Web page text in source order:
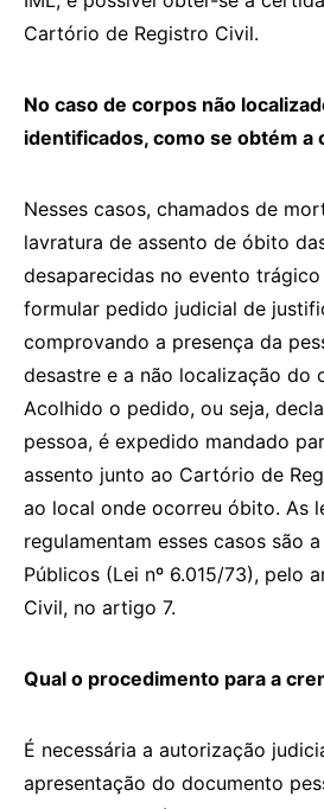
Cartório de Registro Civil.
No caso de corpos não
identificados, como se obtém a
Nesses casos, chamados de
lavratura de assento de óbito
desaparecidas no evento trágico
formular pedido judicial de
comprovando a presença da
desastre e a não localização do
Acolhido o pedido, ou seja,
pessoa, é expedido mandado
assento junto ao Cartório de
ao local onde ocorreu óbito. As
regulamentam esses casos são
Públicos (Lei nº 6.015/73), pelo
Civil, no artigo 7.
Qual o procedimento para a
É necessária a autorização
apresentação do documento